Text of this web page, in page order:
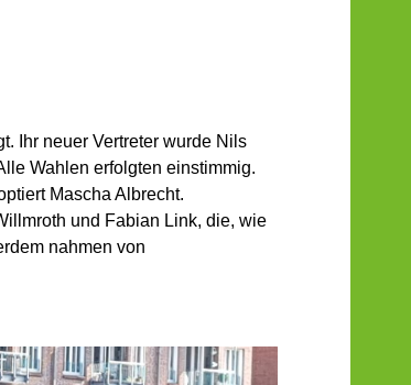
Ihr neuer Vertreter wurde Nils
Wahlen erfolgten einstimmig.
Mascha Albrecht.
und Fabian Link, die, wie
nahmen von